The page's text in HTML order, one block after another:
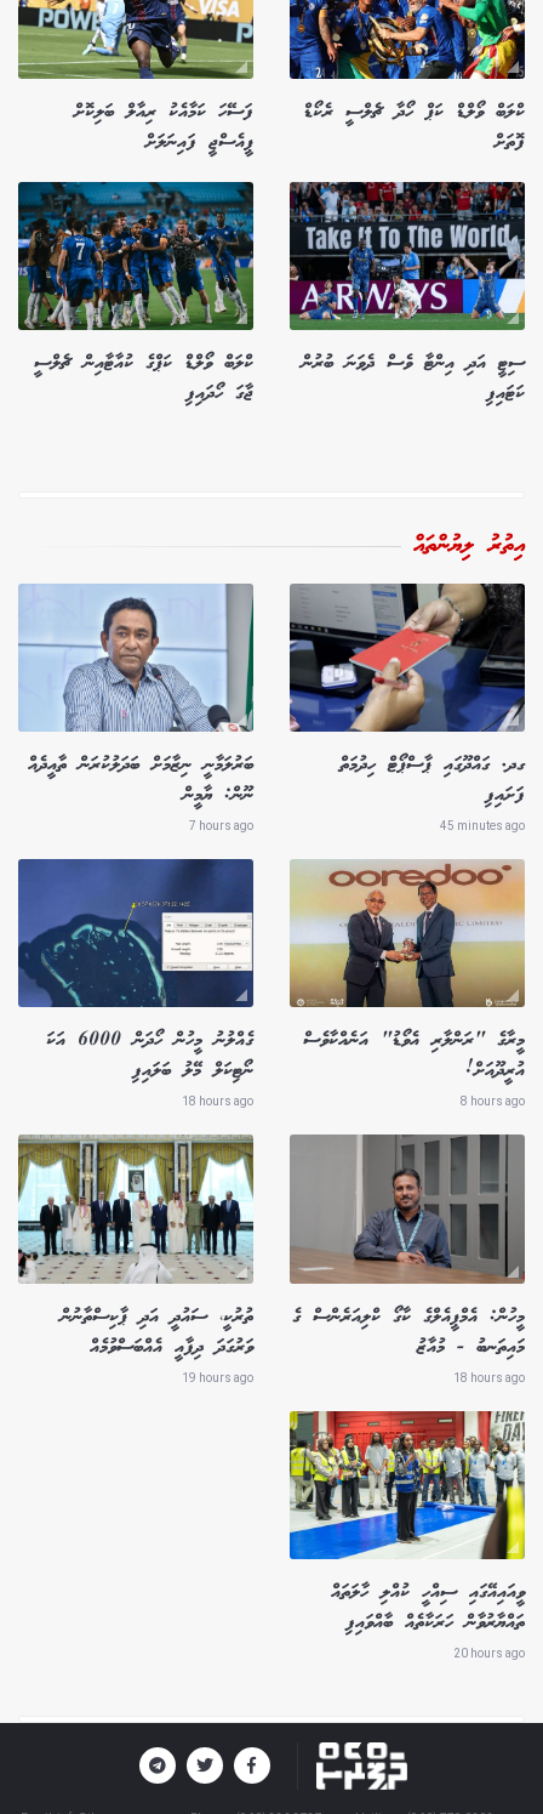
ކްލަބް ވޯލްޑް ކަޕް ހޯދާ ޗެލްސީ ރެކޯޑް
ފޮތަށް
ފަސޭހަ ކަމާއެކު ރިއާލް ބަލިކޮށް
ޕީއެސްޖީ ފައިނަލަށް
ސިޓީ އަދި އިންޓާ ވެސް ދެވަނަ ބުރުން
ކަޓައިފި
ކްލަބް ވޯލްޑް ކަޕްގެ ކުއާޓާއިން ޗެލްސީ
ޖާގަ ހޯދައިފި
އިތުރު ލިޔުންތައް
ގދ. ގައްދޫގައި ޕާސްޕޯޓް ހިދުމަތް
ފަށައިފި
45 minutes ago
ބަރުލަމާނީ ނިޒާމަށް ބަދަލުކުރަން ތާއީދެއް
ނޫން: ޔާމީން
7 hours ago
މީރާގެ "ރަންލާރި އެވޯޑު" އަނެއްކާވެސް
އުރީދޫއަށް!
8 hours ago
ގެއްލުނު މީހުން ހޯދަން 6000 އަކަ
ނޯޓިކަލް މޭލު ބަލައިފި
18 hours ago
މީހުން: އެމްޕީއެލްގެ ކާގޯ ކްލިއަރެންސް ގެ
މައިތަނބު - މުއާޒު
18 hours ago
ތުރުކީ، ސައުދީ އަދި ޕާކިސްތާނުން
ވަރުގަދަ ދިފާއީ އެއްބަސްވުމެއް
19 hours ago
ވީއައިއޭގައި ސިއްހީ ކުއްލި ހާލަތައް
ތައްޔާރުވާން ހަރަކާތެއް ބާއްވައިފި
20 hours ago